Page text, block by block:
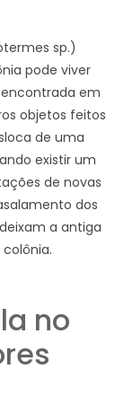
sp.)
pode viver
em
objetos feitos
de uma
existir um
de novas
dos
a antiga
no